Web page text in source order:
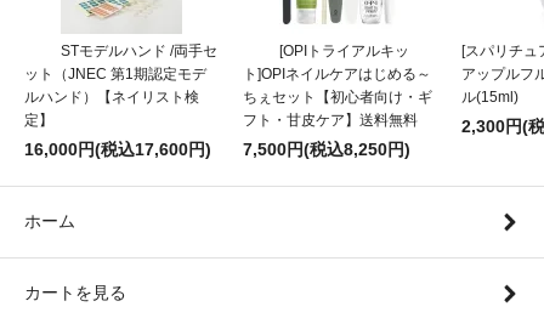
STモデルハンド /両手セ
ット（JNEC 第1期認定モデ
ルハンド）【ネイリスト検
定】
16,000円(税込17,600円)
[OPIトライアルキッ
ト]OPIネイルケアはじめる～
ちぇセット【初心者向け・ギ
フト・甘皮ケア】送料無料
7,500円(税込8,250円)
[スパリチュ
アップルフ
ル(15ml)
2,300円(
ホーム
カートを見る